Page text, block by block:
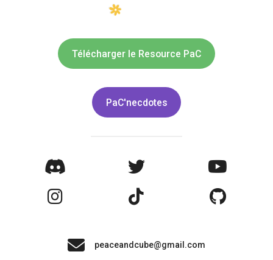
Télécharger le Resource PaC
PaC'necdotes
peaceandcube@gmail.com